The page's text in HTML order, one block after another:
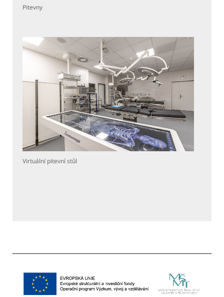
Pitevny
Virtuální pitevní stůl